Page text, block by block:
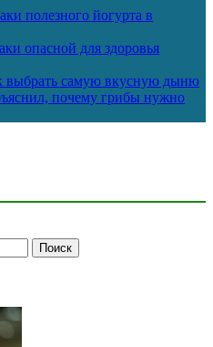
полезного йогурта в
опасной для здоровья
выбрать самую вкусную дыню
почему грибы нужно